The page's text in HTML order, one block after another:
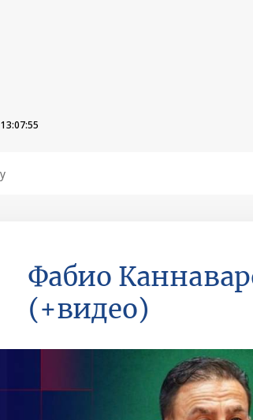
13:07:56
Фабио
(+видео)